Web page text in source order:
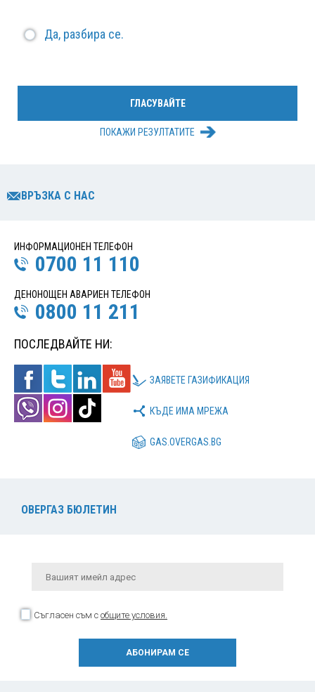
Да, разбира се.
ПОКАЖИ РЕЗУЛТАТИТЕ
ВРЪЗКА С НАС
ИНФОРМАЦИОНЕН ТЕЛЕФОН
0700 11 110
ДЕНОНОЩЕН АВАРИЕН ТЕЛЕФОН
0800 11 211
ПОСЛЕДВАЙТЕ НИ:
ЗАЯВЕТЕ ГАЗИФИКАЦИЯ
КЪДЕ ИМА МРЕЖА
GAS.OVERGAS.BG
ОВЕРГАЗ БЮЛЕТИН
Съгласен съм с общите условия.